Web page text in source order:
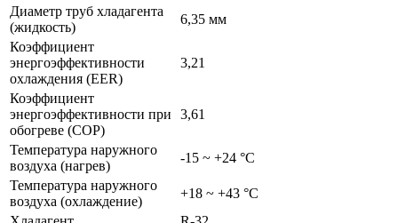
Диаметр труб хладагента
(жидкость)
6,35 мм
Коэффициент
энергоэффективности
охлаждения (EER)
3,21
Коэффициент
энергоэффективности при
обогреве (COP)
3,61
Температура наружного
воздуха (нагрев)
-15 ~ +24 °С
Температура наружного
воздуха (охлаждение)
+18 ~ +43 °С